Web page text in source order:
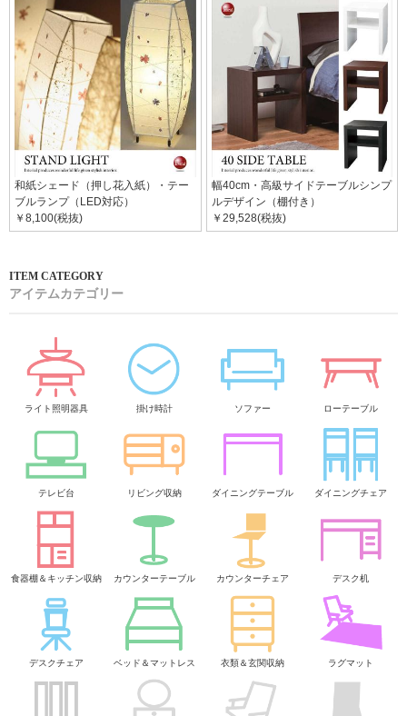
和紙シェード（押し花入紙）・テー
ブルランプ（LED対応）
￥8,100(税抜)
幅40cm・高級サイドテーブルシンプ
ルデザイン（棚付き）
￥29,528(税抜)
アイテムカテゴリー
ライト照明器具 掛け時計 ソファー ローテーブル
テレビ台 リビング収納 ダイニングテーブル ダイニングチェア
食器棚＆キッチン収納 カウンターテーブル カウンターチェア デスク机
デスクチェア ベッド＆マットレス 衣類＆玄関収納 ラグマット